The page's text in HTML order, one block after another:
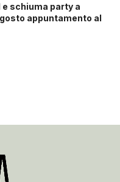
schiuma party a
appuntamento al